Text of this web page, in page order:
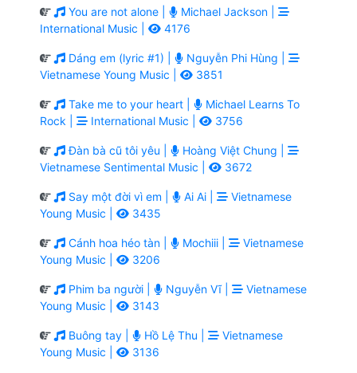
You are not alone |
Michael Jackson |
International Music |
4176
Dáng em (lyric #1) |
Nguyễn Phi Hùng |
Vietnamese Young Music |
3851
Take me to your heart |
Michael Learns To
Rock |
International Music | 3756
Đàn bà cũ tôi yêu |
Hoàng Việt Chung |
Vietnamese Sentimental Music |
3672
Say một đời vì em | Ai Ai |
Vietnamese
Young Music |
3435
Cánh hoa héo tàn | Mochiii |
Vietnamese
Young Music |
3206
Phim ba người | Nguyễn Vĩ |
Vietnamese
Young Music |
3143
Buông tay | Hồ Lệ Thu |
Vietnamese
Young Music |
3136